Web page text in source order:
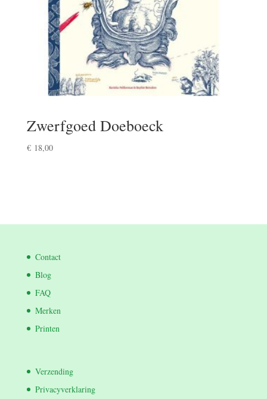
Zwerfgoed Doeboeck
€18,00
Contact
Blog
FAQ
Merken
Printen
Verzending
Privacyverklaring